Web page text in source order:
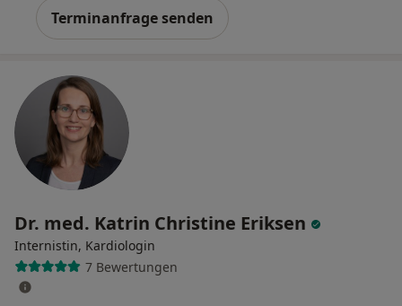
Terminanfrage senden
Dr. med. Katrin Christine Eriksen
Internistin, Kardiologin
7 Bewertungen